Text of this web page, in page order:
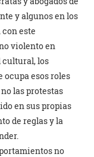
y algunos en los
este
violento en
cultural, los
ocupa esos roles
las protestas
en sus propias
de reglas y la
no